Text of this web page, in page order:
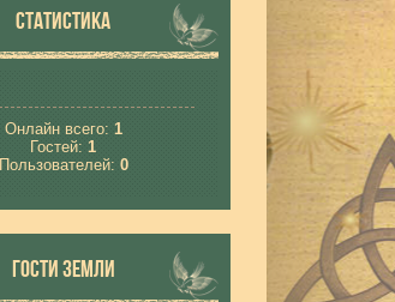
СТАТИСТИКА
Онлайн всего: 1
Гостей:1
Пользователей: 0
ГОСТИ ЗЕМЛИ